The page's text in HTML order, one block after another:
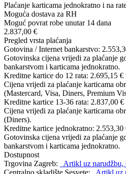
Plaćanje karticama jednokratno i na
Moguća dostava za RH
Moguć povrat robe unutar 14 dana
2.837,00 €
Pregled vrsta plaćanja
Gotovina / Internet bankarstvo:
Gotovinska cijena vrijedi za plaćanje
bankarstvom i karticama jednokratno.
Kreditne kartice do 12 rata: 2.695,15 €
Cijena vrijedi za plaćanje karticama
(Mastercard, Visa, Diners, Premium
Kreditne kartice 13-36 rata: 2.837,00 €
Cijena vrijedi za plaćanje karticama
(Diners).
Kreditne kartice jednokratno: 2.553,30
Gotovinska cijena vrijedi za plaćanje
bankarstvom i karticama jednokratno.
Dostupnost
Trgovina Zagreb:
Artikl uz narudžbu,
Centralno skladište Sesvete:
Artikl uz